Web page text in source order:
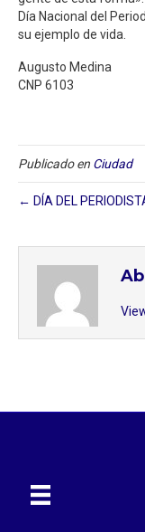
Día Nacional del
su ejemplo de vida.
Augusto Medina
CNP 6103
Publicado en Ciudad
← DÍA DEL